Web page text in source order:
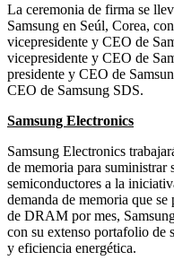
La ceremonia de firma se
Samsung en Seúl, Corea,
vicepresidente y CEO de
vicepresidente y CEO de
presidente y CEO de
CEO de Samsung SDS.
Samsung Electronics
Samsung Electronics
de memoria para suministrar
semiconductores a la
demanda de memoria que
de DRAM por mes,
con su extenso portafolio
y eficiencia energética.